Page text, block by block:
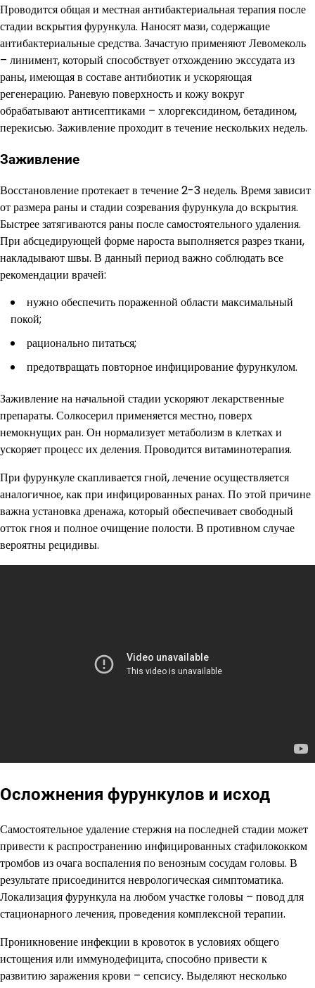
Проводится общая и местная антибактериальная терапия после
стадии вскрытия фурункула. Наносят мази, содержащие
антибактериальные средства. Зачастую применяют Левомеколь
– линимент, который способствует отхождению экссудата из
раны, имеющая в составе антибиотик и ускоряющая
регенерацию. Раневую поверхность и кожу вокруг
обрабатывают антисептиками – хлоргексидином, бетадином,
перекисью. Заживление проходит в течение нескольких недель.
Заживление
Восстановление протекает в течение 2-3 недель. Время зависит
от размера раны и стадии созревания фурункула до вскрытия.
Быстрее затягиваются раны после самостоятельного удаления.
При абсцедирующей форме нароста выполняется разрез ткани,
накладывают швы. В данный период важно соблюдать все
рекомендации врачей:
нужно обеспечить пораженной области максимальный
покой;
рационально питаться;
предотвращать повторное инфицирование фурункулом.
Заживление на начальной стадии ускоряют лекарственные
препараты. Солкосерил применяется местно, поверх
немокнущих ран. Он нормализует метаболизм в клетках и
ускоряет процесс их деления. Проводится витаминотерапия.
При фурункуле скапливается гной, лечение осуществляется
аналогичное, как при инфицированных ранах. По этой причине
важна установка дренажа, который обеспечивает свободный
отток гноя и полное очищение полости. В противном случае
вероятны рецидивы.
Осложнения фурункулов и исход
Самостоятельное удаление стержня на последней стадии может
привести к распространению инфицированных стафилококком
тромбов из очага воспаления по венозным сосудам головы. В
результате присоединится неврологическая симптоматика.
Локализация фурункула на любом участке головы – повод для
стационарного лечения, проведения комплексной терапии.
Проникновение инфекции в кровоток в условиях общего
истощения или иммунодефицита, способно привести к
развитию заражения крови – сепсису. Выделяют несколько